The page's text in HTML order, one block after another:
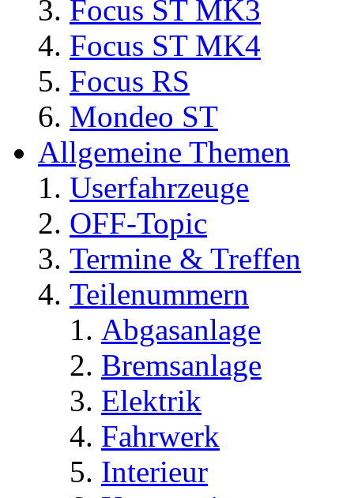
Focus ST MK3
Focus ST MK4
Focus RS
Mondeo ST
Allgemeine Themen
Userfahrzeuge
OFF-Topic
Termine & Treffen
Teilenummern
Abgasanlage
Bremsanlage
Elektrik
Fahrwerk
Interieur